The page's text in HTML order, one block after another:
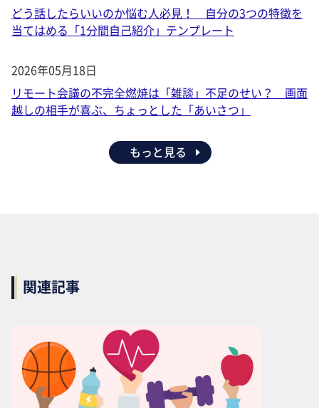
どう話したらいいのか悩む人必見！ 自分の3つの特徴を
当てはめる「1分間自己紹介」テンプレート
2026年05月18日
リモート会議の不完全燃焼は「雑談」不足のせい？ 画面
越しの相手が喜ぶ、ちょっとした「あいさつ」
もっと見る
関連記事